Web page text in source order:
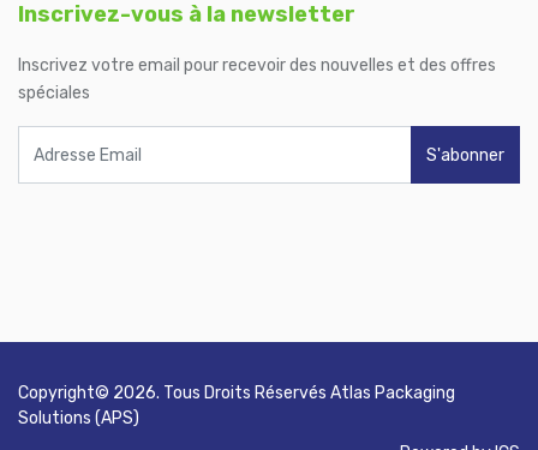
Inscrivez-vous à la newsletter
Inscrivez votre email pour recevoir des nouvelles et des offres
spéciales
S'abonner
Copyright© 2026. Tous Droits Réservés Atlas Packaging
Solutions (APS)